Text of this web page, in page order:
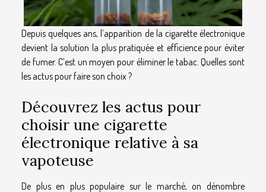
Depuis quelques ans, l’apparition de la cigarette électronique
devient la solution la plus pratiquée et efficience pour éviter
de fumer. C’est un moyen pour éliminer le tabac. Quelles sont
les actus pour faire son choix ?
Découvrez les actus pour
choisir une cigarette
électronique relative à sa
vapoteuse
De plus en plus populaire sur le marché, on dénombre